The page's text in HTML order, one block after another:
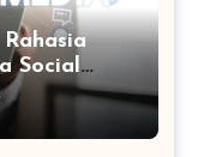
Social